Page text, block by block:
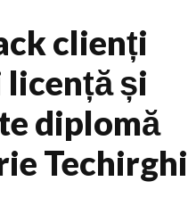
clienți
și
diplomă